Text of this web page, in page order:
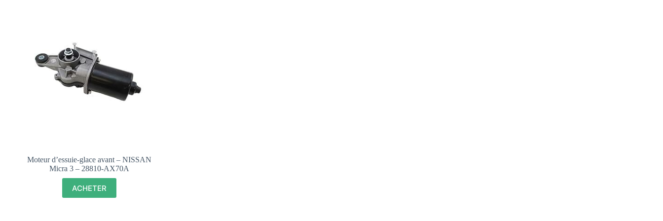
Moteur d’essuie-glace avant – NISSAN
Micra 3 – 28810-AX70A
ACHETER